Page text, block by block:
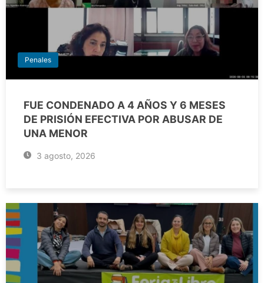
Penales
FUE CONDENADO A 4 AÑOS Y 6 MESES
DE PRISIÓN EFECTIVA POR ABUSAR DE
UNA MENOR
3 agosto, 2026